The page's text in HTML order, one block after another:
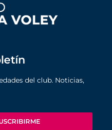
del club. Noticias,